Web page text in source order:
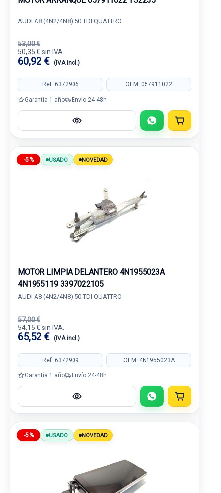
AUDI A8 (4N2/4N8) 50 TDI QUATTRO
53,00 €
50,35 € sin IVA.
60,92 € (IVA incl.)
Ref: 6372906 OEM: 057911022
Garantía 1 año Envío 24-48h
-5% USADO NOVEDAD
MOTOR LIMPIA DELANTERO 4N1955023A
4N1955119 3397022105
AUDI A8 (4N2/4N8) 50 TDI QUATTRO
57,00 €
54,15 € sin IVA.
65,52 € (IVA incl.)
Ref: 6372909 OEM: 4N1955023A
Garantía 1 año Envío 24-48h
-5% USADO NOVEDAD